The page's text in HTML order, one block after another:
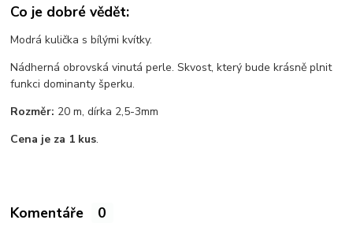
Co je dobré vědět:
Modrá kulička s bílými kvítky.
Nádherná obrovská vinutá perle. Skvost, který bude krásně plnit
funkci dominanty šperku.
Rozměr: 20 m, dírka 2,5-3mm
Cena je za 1 kus.
Komentáře 0